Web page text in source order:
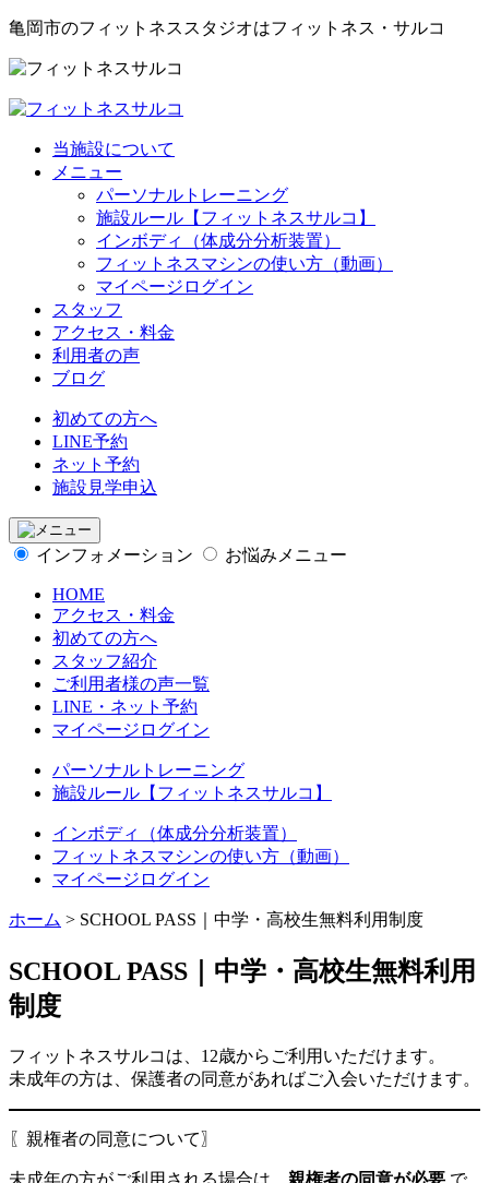
亀岡市のフィットネススタジオはフィットネス・サルコ
当施設について
メニュー
パーソナルトレーニング
施設ルール【フィットネスサルコ】
インボディ（体成分分析装置）
フィットネスマシンの使い方（動画）
マイページログイン
スタッフ
アクセス・料金
利用者の声
ブログ
初めての方へ
LINE予約
ネット予約
施設見学申込
インフォメーション お悩みメニュー
HOME
アクセス・料金
初めての方へ
スタッフ紹介
ご利用者様の声一覧
LINE・ネット予約
マイページログイン
パーソナルトレーニング
施設ルール【フィットネスサルコ】
インボディ（体成分分析装置）
フィットネスマシンの使い方（動画）
マイページログイン
ホーム > SCHOOL PASS｜中学・高校生無料利用制度
SCHOOL PASS｜中学・高校生無料利用
制度
フィットネスサルコは、12歳からご利用いただけます。
未成年の方は、保護者の同意があればご入会いただけます。
〖親権者の同意について〗
未成年の方がご利用される場合は、 親権者の同意が必要 で